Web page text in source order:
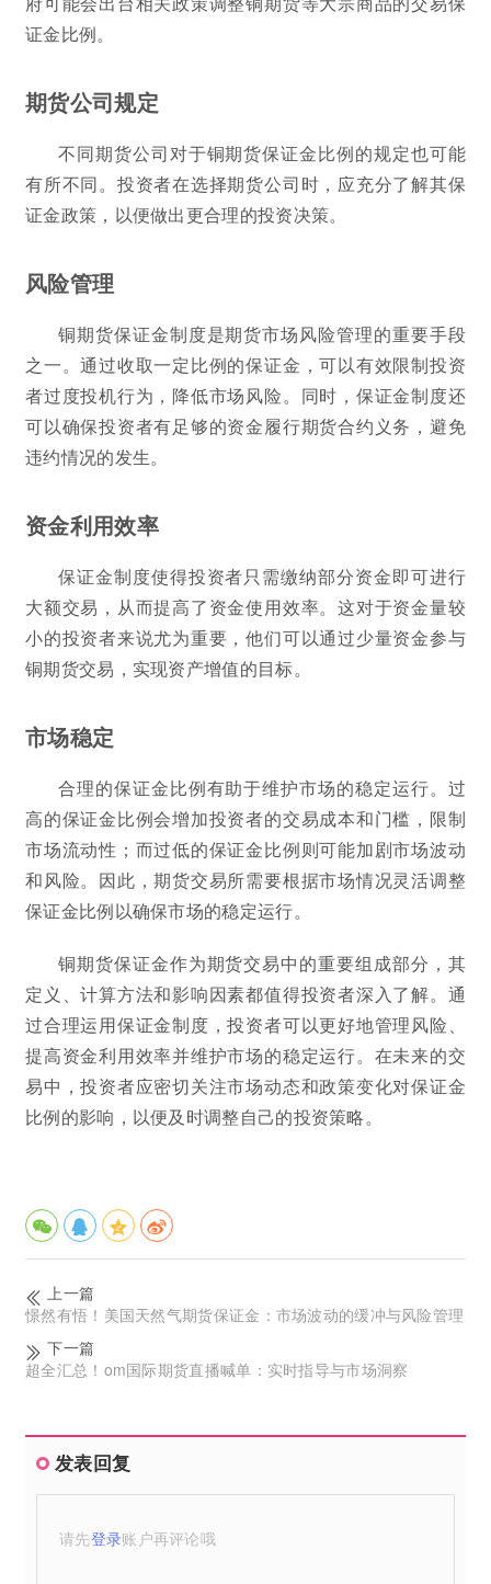
证金比例。
期货公司规定
不同期货公司对于铜期货保证金比例的规定也可能
有所不同。投资者在选择期货公司时，应充分了解其保
证金政策，以便做出更合理的投资决策。
风险管理
铜期货保证金制度是期货市场风险管理的重要手段
之一。通过收取一定比例的保证金，可以有效限制投资
者过度投机行为，降低市场风险。同时，保证金制度还
可以确保投资者有足够的资金履行期货合约义务，避免
违约情况的发生。
资金利用效率
保证金制度使得投资者只需缴纳部分资金即可进行
大额交易，从而提高了资金使用效率。这对于资金量较
小的投资者来说尤为重要，他们可以通过少量资金参与
铜期货交易，实现资产增值的目标。
市场稳定
合理的保证金比例有助于维护市场的稳定运行。过
高的保证金比例会增加投资者的交易成本和门槛，限制
市场流动性；而过低的保证金比例则可能加剧市场波动
和风险。因此，期货交易所需要根据市场情况灵活调整
保证金比例以确保市场的稳定运行。
铜期货保证金作为期货交易中的重要组成部分，其
定义、计算方法和影响因素都值得投资者深入了解。通
过合理运用保证金制度，投资者可以更好地管理风险、
提高资金利用效率并维护市场的稳定运行。在未来的交
易中，投资者应密切关注市场动态和政策变化对保证金
比例的影响，以便及时调整自己的投资策略。
上一篇
憬然有悟！美国天然气期货保证金：市场波动的缓冲与风险管理
下一篇
超全汇总！om国际期货直播喊单：实时指导与市场洞察
发表回复
请先登录账户再评论哦